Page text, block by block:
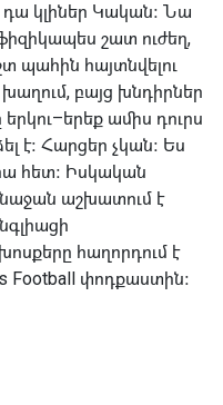
կլիներ Կական։ Նա
շատ ուժեղ,
պահին հայտնվելու
բայց խնդիրներ
ամիս դուրս
է։ Հարցեր չկան։ Ես
հետ։ Իսկական
աշխատում է
հաղորդում է
Football փոդքաստին։